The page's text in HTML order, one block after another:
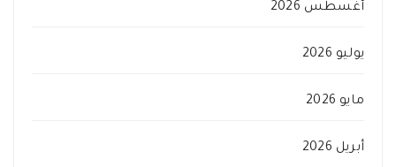
أغسطس 2026
يوليو 2026
مايو 2026
أبريل 2026